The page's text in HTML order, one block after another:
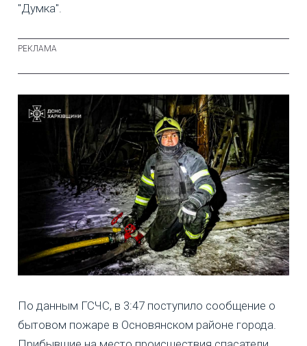
"Думка".
По данным ГСЧС, в 3:47 поступило сообщение о
бытовом пожаре в Основянском районе города.